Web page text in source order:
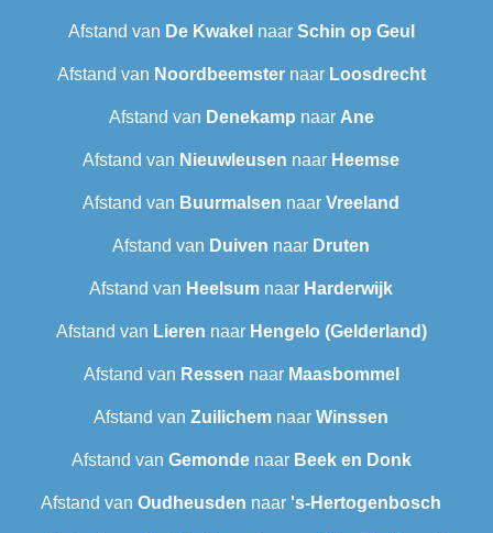
Afstand van De Kwakel naar Schin op Geul
Afstand van Noordbeemsternaar Loosdrecht
Afstand van Denekamp naar Ane
Afstand van Nieuwleusen naar Heemse
Afstand van Buurmalsen naar Vreeland
Afstand van Duiven naar Druten
Afstand van Heelsum naar Harderwijk
Afstand van Lieren naar Hengelo (Gelderland)
Afstand van Ressen naar Maasbommel
Afstand van Zuilichem naar Winssen
Afstand van Gemondenaar Beek en Donk
Afstand van Oudheusden naar 's-Hertogenbosch